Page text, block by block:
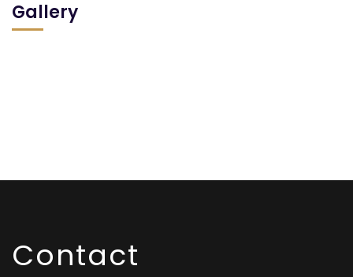
Gallery
Contact